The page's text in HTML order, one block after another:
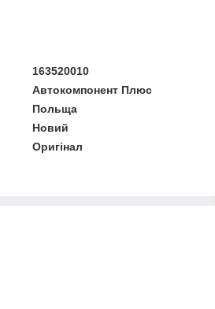
163520010
Автокомпонент Плюс
Польща
Новий
Оригінал